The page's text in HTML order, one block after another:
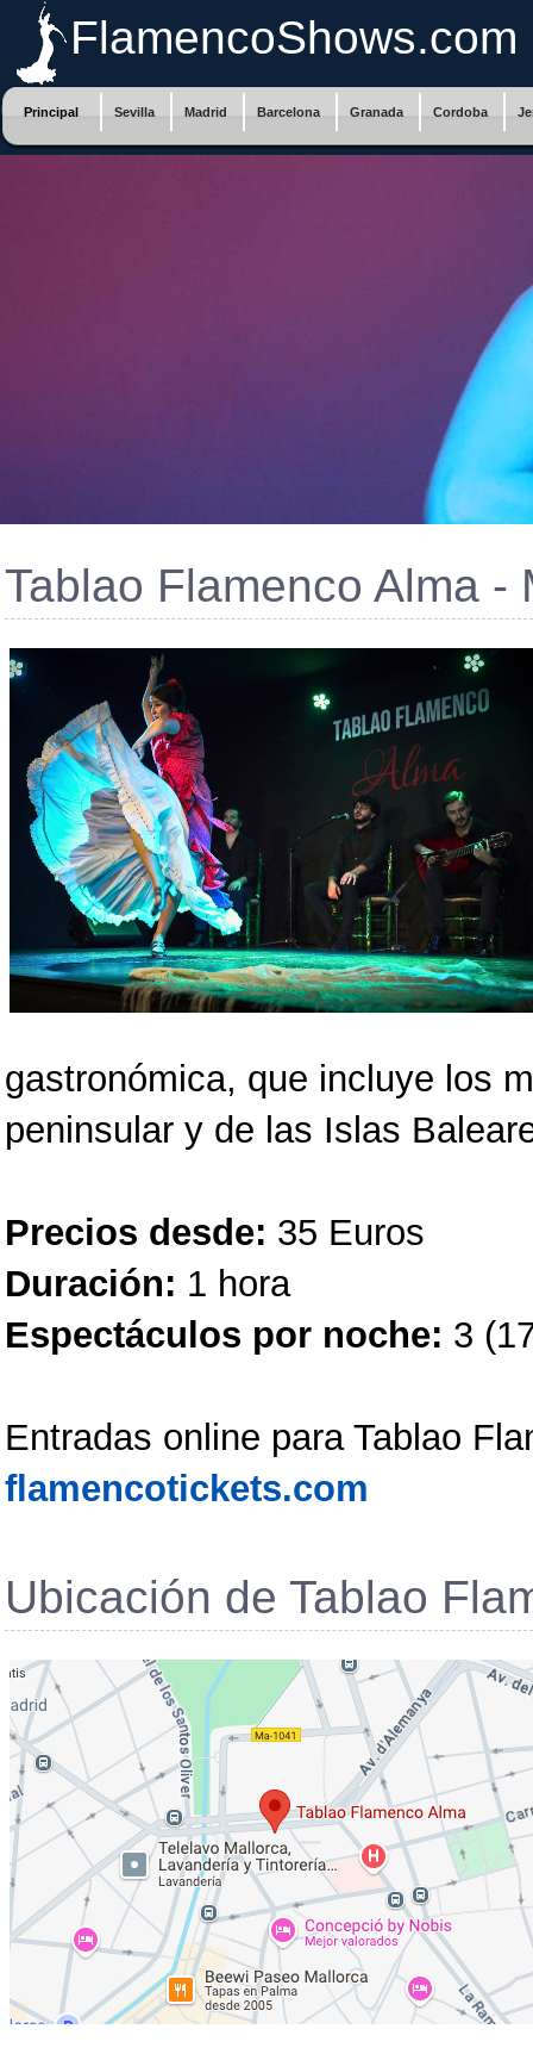
FlamencoShows.com
Principal Sevilla Madrid Barcelona Granada Cordoba
Tablao Flamenco Alma -
gastronómica, que incluye los
peninsular y de las Islas
Precios desde: 35 Euros
Duración: 1 hora
Espectáculos por noche: 3
Entradas online para Tablao
flamencotickets.com
Ubicación de Tablao